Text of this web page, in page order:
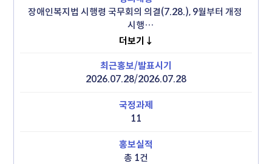
장애인복지법 시행령 국무회의 의결(7.28.), 9월부터 개정
시행
- 65세 미만 1~2급 국가보훈대상자, 간호수당과 장애인
- 국가보훈대상자 복지 선택권 확대 및 가족 돌봄 부담 경감
더보기↓
2026.07.28/2026.07.28
11
총 1건